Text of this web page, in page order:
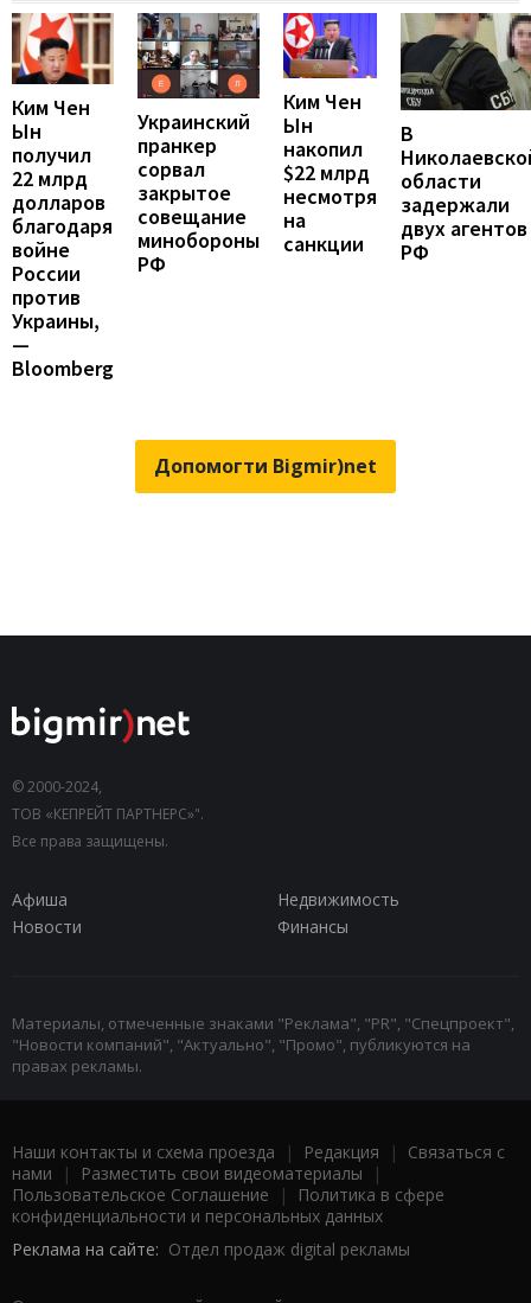
Ким Чен
Ын
получил
22 млрд
долларов
благодаря
войне
России
против
Украины,
—
Bloomberg
Украинский
пранкер
сорвал
закрытое
совещание
минобороны
РФ
Ким Чен
Ын
накопил
$22 млрд
несмотря
на
санкции
В
области
задержали
двух агентов
РФ
Допомогти Bigmir)net
© 2000-2024,
ТОВ «КЕПРЕЙТ ПАРТНЕРС»".
Все права защищены.
Афиша
Недвижимость
Новости
Финансы
Материалы, отмеченные знаками "Реклама", "PR", "Спецпроект",
"Новости компаний", "Актуально", "Промо", публикуются на
правах рекламы.
Наши контакты и схема проезда | Редакция | Связаться с
нами | Разместить свои видеоматериалы |
Пользовательское Соглашение |
Политика в сфере
конфиденциальности и персональных данных
Реклама на сайте: Отдел продаж digital рекламы